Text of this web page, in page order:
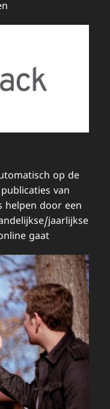
op de
van
helpen door een
jaarlijkse
gaat